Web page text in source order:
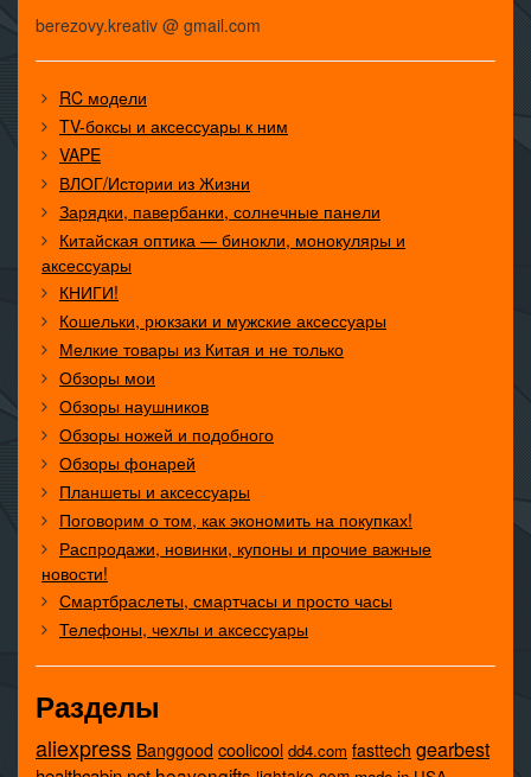
berezovy.kreativ @ gmail.com
RC модели
TV-боксы и аксессуары к ним
VAPE
ВЛОГ/Истории из Жизни
Зарядки, павербанки, солнечные панели
Китайская оптика — бинокли, монокуляры и
аксессуары
КНИГИ!
Кошельки, рюкзаки и мужские аксессуары
Мелкие товары из Китая и не только
Обзоры мои
Обзоры наушников
Обзоры ножей и подобного
Обзоры фонарей
Планшеты и аксессуары
Поговорим о том, как экономить на покупках!
Распродажи, новинки, купоны и прочие важные
новости!
Смартбраслеты, смартчасы и просто часы
Телефоны, чехлы и аксессуары
Разделы
aliexpress Banggood coolicool dd4.com fasttech gearbest